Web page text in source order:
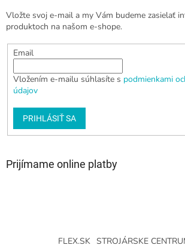
Vložte svoj e-mail a my Vám budeme zasielať
produktoch na našom e-shope.
Email
Vložením e-mailu súhlasíte s podmienkami
údajov
PRIHLÁSIŤ SA
Prijímame online platby
FLEX.SK STROJÁRSKE